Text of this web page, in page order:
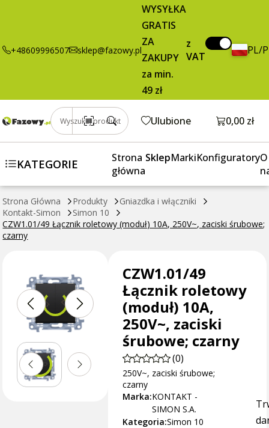
+48609996507 sklep@fazowy.pl
WYSYŁKA
GRATIS
ZA
ZAKUPY
za min.
49 zł
z
VAT
PL/
Wyszukaj produkt Ulubione Otwórz
0,00 zł
KATEGORIE
Strona
główna
SklepMarkiKonfiguratoryO
Strona Główna Produkty
Gniazdka i włączniki
Kontakt-Simon
Simon 10
CZW1.01/49 Łącznik roletowy (moduł) 10A, 250V~, zaciski śrubowe;
czarny
250V~, zaciski
brutto / szt. Dodaj do koszyka
CZW1.01/49
Łącznik roletowy
(moduł) 10A,
250V~, zaciski
śrubowe; czarny
(0)
250V~, zaciski śrubowe;
czarny
Marka:KONTAKT -
SIMON S.A.
Kategoria:Simon 10